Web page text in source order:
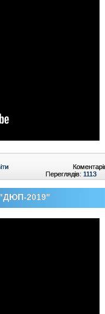
Переглядів: 1113
"ДЮП-2019"